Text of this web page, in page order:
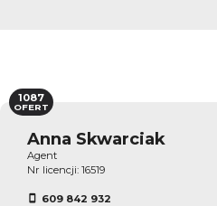
Anna Skwarciak
Agent
Nr licencji: 16519
609 842 932
1087
OFERT